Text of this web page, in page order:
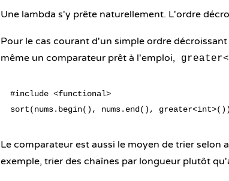
Une lambda s'y prête naturellement. L'ordre
Pour le cas courant d'un simple ordre
même un comparateur prêt à l'emploi,
#include <functional>
Le comparateur est aussi le moyen de trier selon
exemple, trier des chaînes par longueur plutôt